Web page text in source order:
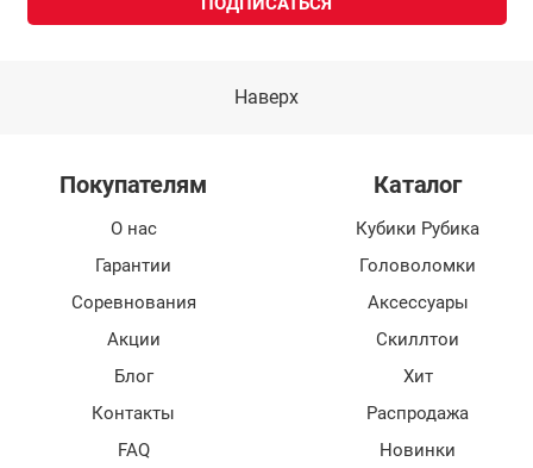
Наверх
Покупателям
О нас
Гарантии
Соревнования
Акции
Блог
Контакты
FAQ
Каталог
Кубики Рубика
Головоломки
Аксессуары
Скиллтои
Хит
Распродажа
Новинки